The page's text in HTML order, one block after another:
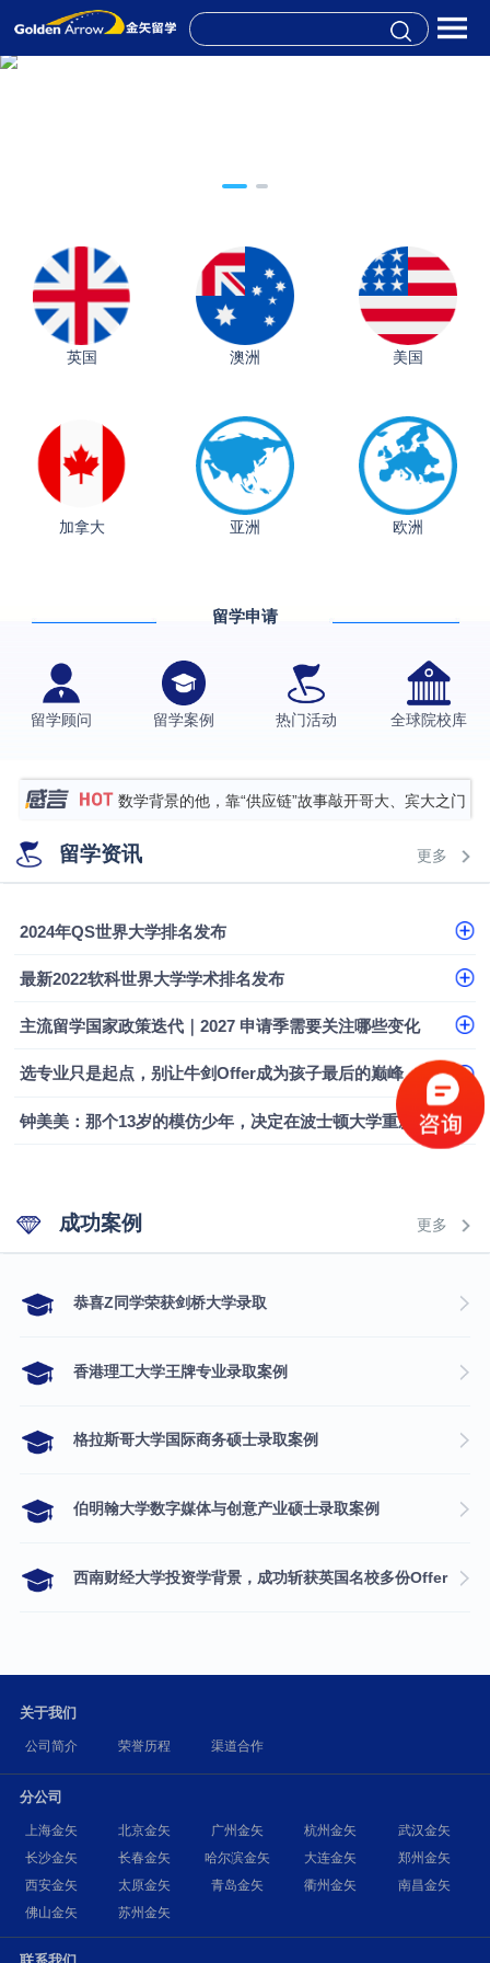
英国 澳洲 美国
加拿大 亚洲 欧洲
留学申请
留学顾问 留学案例 热门活动 全球院校库
从上海财大2+2到谢菲尔德：低均分逆袭QS百强金
伯明翰大学数字媒体与创意产业硕士录取案例
西南财经大学投资学背景，成功斩获英国名校多份
硕士录取
数学背景的他，靠“供应链”故事敲开哥大、宾大之门
专科逆袭伦敦大学学院UCL录取案例解析
香港浸会大学伦理与公共事务硕士录取
留学资讯 更多
2024年QS世界大学排名发布
最新2022软科世界大学学术排名发布
主流留学国家政策迭代｜2027 申请季需要关注哪些变化
选专业只是起点，别让牛剑Offer成为孩子最后的巅峰
钟美美：那个13岁的模仿少年，决定在波士顿大学重新定义自己
成功案例 更多
​恭喜Z同学荣获剑桥大学录取
香港理工大学王牌专业录取案例
格拉斯哥大学国际商务硕士录取案例
伯明翰大学数字媒体与创意产业硕士录取案例
西南财经大学投资学背景，成功斩获英国名校多份Offer
关于我们
公司简介 荣誉历程 渠道合作
分公司
上海金矢 北京金矢 广州金矢 杭州金矢
武汉金矢
长沙金矢
长春金矢 哈尔滨金矢 大连金矢
郑州金矢
西安金矢
太原金矢 青岛金矢 衢州金矢
南昌金矢
佛山金矢
苏州金矢